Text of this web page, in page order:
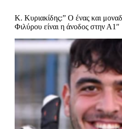
Κ. Κυριακίδης:” Ο ένας και
Φιλύρου είναι η άνοδος στην Α1″